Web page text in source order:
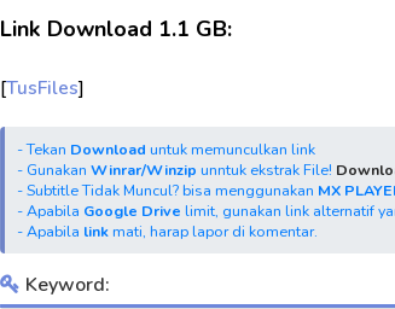
Link Download 1.1 GB:
[TusFiles]
- Tekan Download untuk memunculkan link
- Gunakan Winrar/Winzip unntuk ekstrak File!
- Subtitle Tidak Muncul? bisa menggunakan MX
- Apabila Google Drive limit, gunakan link alternatif
- Apabila linkmati, harap lapor di komentar.
Keyword: